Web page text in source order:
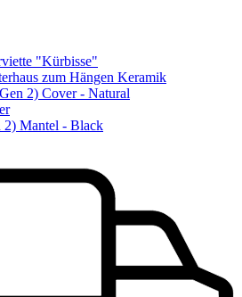
"Kürbisse"
zum Hängen Keramik
2) Cover - Natural
2) Mantel - Black